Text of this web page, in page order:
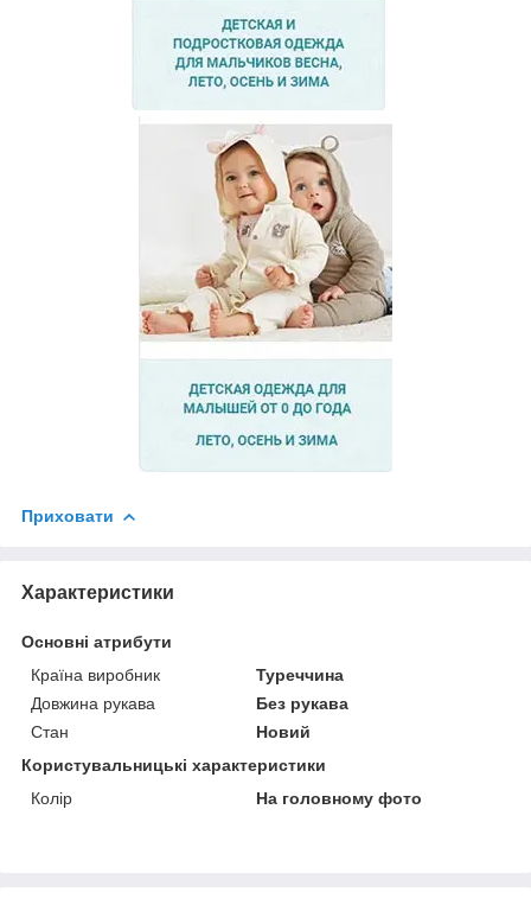
Приховати
Характеристики
Основні атрибути
Країна виробник
Туреччина
Довжина рукава
Без рукава
Стан
Новий
Користувальницькі характеристики
Колір
На головному фото